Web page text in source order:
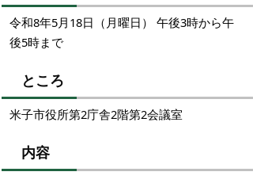
令和8年5月18日（月曜日） 午後3時から午
後5時まで
ところ
米子市役所第2庁舎2階第2会議室
内容